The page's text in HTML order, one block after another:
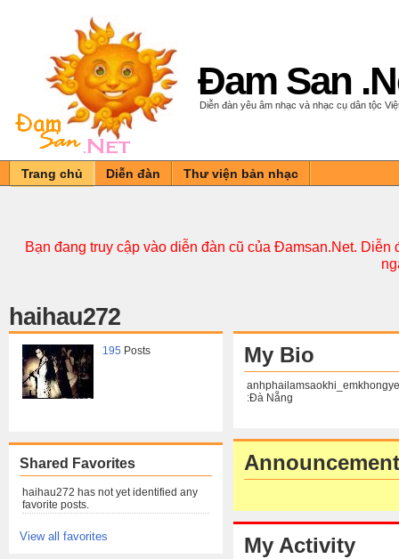
Đam San
Diễn đàn yêu âm nhạc và nhạc cụ dân tộc
Trang chủ Diễn đàn Thư viện bản nhạc
Bạn đang truy cập vào diễn đàn cũ của Đamsan.Net.
haihau272
195 Posts
Shared Favorites
haihau272 has not yet identified any
favorite posts.
View all favorites
My Bio
:Đà Nẵng
My Activity